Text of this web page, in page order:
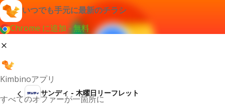
いつでも手元に最新のチラシ
Chrome に追加 - 無料
Kimbinoアプリ
すべてのオファーが一箇所に
サンディ - 木曜日リーフレット